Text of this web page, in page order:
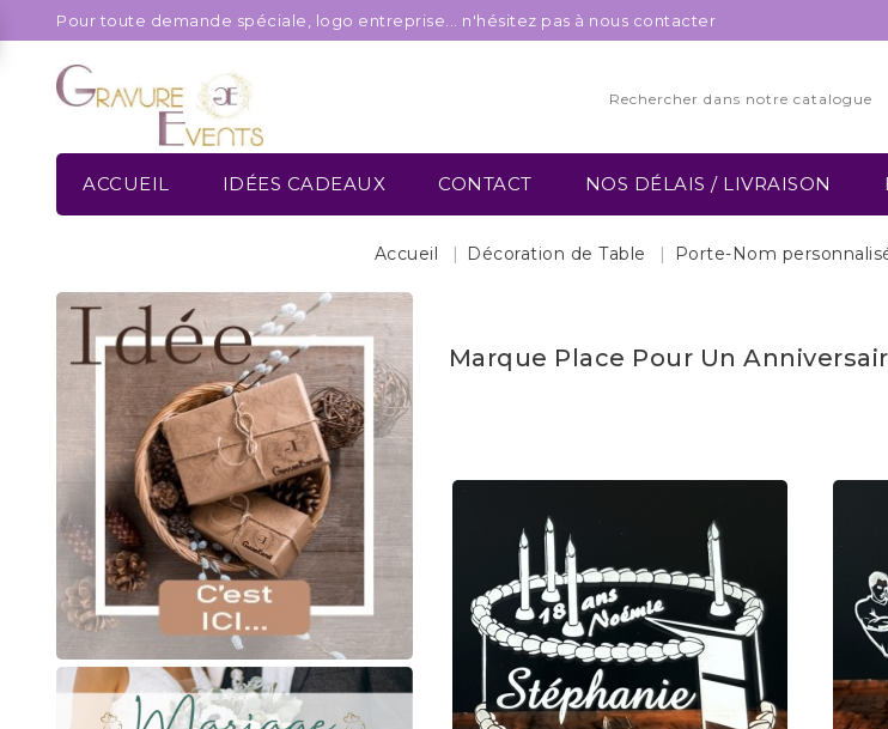
Pour toute demande spéciale, logo entreprise... n'hésitez pas à nous contacter
ACCUEIL IDÉES CADEAUX CONTACT NOS DÉLAIS / LIVRAISON
Accueil Décoration de Table Porte-Nom
Marque Place Pour Un